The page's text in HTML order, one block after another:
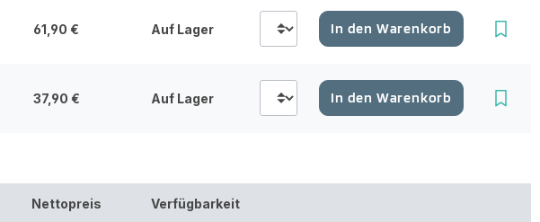
61,90 € Auf Lager In den Warenkorb
37,90 € Auf Lager In den Warenkorb
Nettopreis Verfügbarkeit